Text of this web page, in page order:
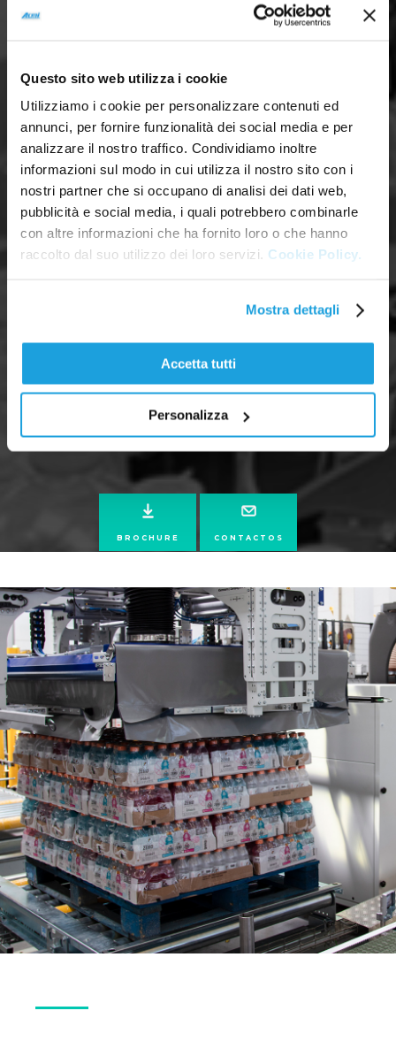
Questo sito web utilizza i cookie
Utilizziamo i cookie per personalizzare contenuti ed
annunci, per fornire funzionalità dei social media e per
analizzare il nostro traffico. Condividiamo inoltre
informazioni sul modo in cui utilizza il nostro sito con i
nostri partner che si occupano di analisi dei dati web,
pubblicità e social media, i quali potrebbero combinarle
con altre informazioni che ha fornito loro o che hanno
raccolto dal suo utilizzo dei loro servizi. Cookie Policy.
Mostra dettagli
Accetta tutti
Personalizza
BROCHURE CONTACTOS